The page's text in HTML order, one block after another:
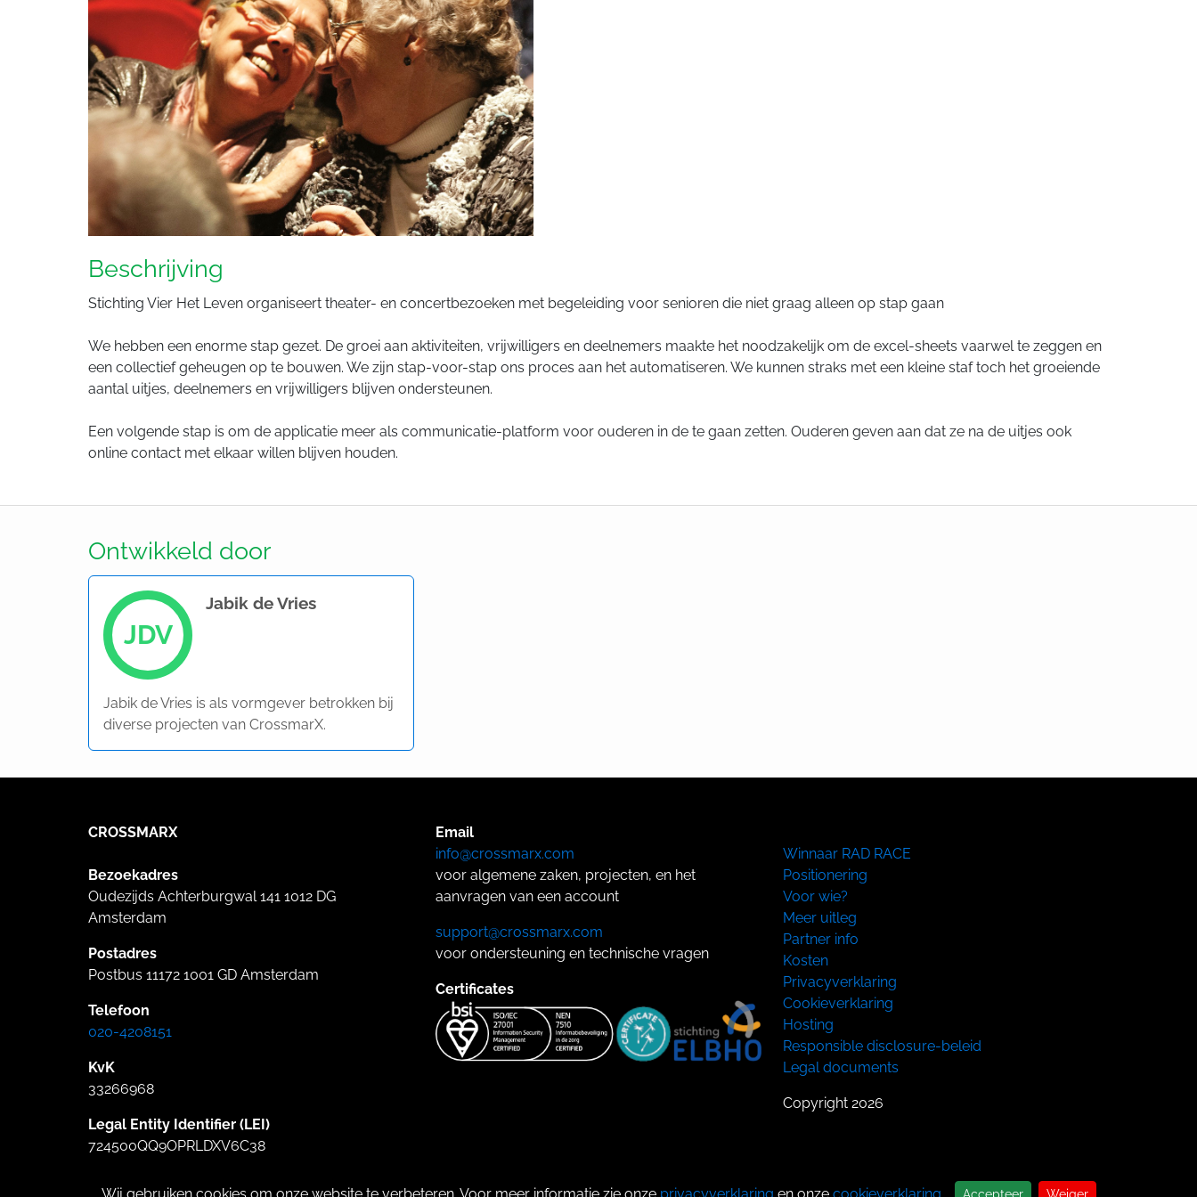
Beschrijving
Stichting Vier Het Leven organiseert theater- en concertbezoeken met begeleiding voor senioren die niet graag alleen op stap gaan
We hebben een enorme stap gezet. De groei aan aktiviteiten, vrijwilligers en deelnemers maakte het noodzakelijk om de excel-sheets vaarwel te zeggen en
een collectief geheugen op te bouwen. We zijn stap-voor-stap ons proces aan het automatiseren. We kunnen straks met een kleine staf toch het groeiende
aantal uitjes, deelnemers en vrijwilligers blijven ondersteunen.
Een volgende stap is om de applicatie meer als communicatie-platform voor ouderen in de te gaan zetten. Ouderen geven aan dat ze na de uitjes ook
online contact met elkaar willen blijven houden.
Ontwikkeld door
JDV
Jabik de Vries
Jabik de Vries is als vormgever betrokken bij
diverse projecten van CrossmarX.
CROSSMARX
Bezoekadres
Oudezijds Achterburgwal 141 1012 DG
Amsterdam
Postadres
Postbus 11172 1001 GD Amsterdam
Telefoon
020-4208151
KvK
33266968
Legal Entity Identifier (LEI)
724500QQ9OPRLDXV6C38
Email
info@crossmarx.com
voor algemene zaken, projecten, en het
aanvragen van een account
support@crossmarx.com
voor ondersteuning en technische vragen
Certificates
Winnaar RAD RACE
Positionering
Voor wie?
Meer uitleg
Partner info
Kosten
Privacyverklaring
Cookieverklaring
Hosting
Responsible disclosure-beleid
Legal documents
Copyright 2026
Wij gebruiken cookies om onze website te verbeteren. Voor meer informatie zie onze privacyverklaring en onze cookieverklaring